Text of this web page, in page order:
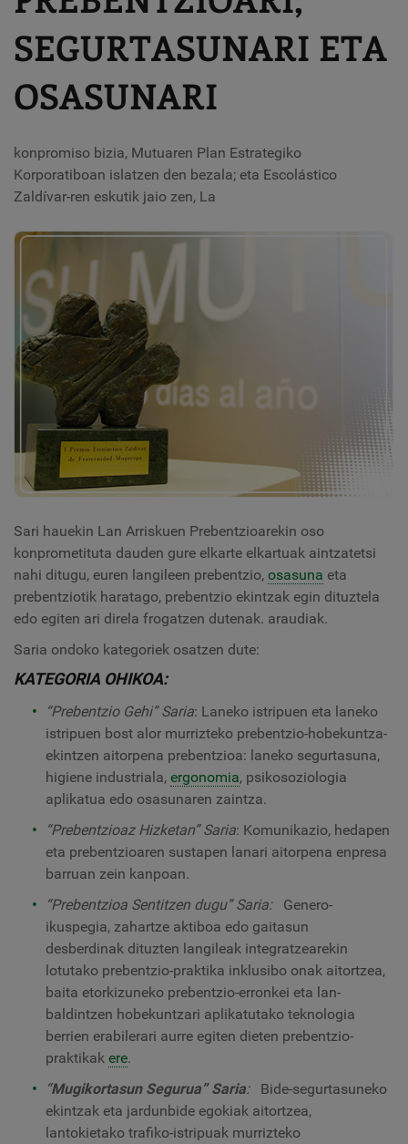
SEGURTASUNARI ETA
OSASUNARI
konpromiso bizia, Mutuaren Plan Estrategiko
Korporatiboan islatzen den bezala; eta Escolástico
Zaldívar-ren eskutik jaio zen, La
Sari hauekin Lan Arriskuen Prebentzioarekin oso
konprometituta dauden gure elkarte elkartuak aintzatetsi
nahi ditugu, euren langileen prebentzio, osasuna eta
prebentziotik haratago, prebentzio ekintzak egin dituztela
edo egiten ari direla frogatzen dutenak. araudiak.
Saria ondoko kategoriek osatzen dute:
KATEGORIA OHIKOA:
“Prebentzio Gehi” Saria: Laneko istripuen eta laneko
istripuen bost alor murrizteko prebentzio-hobekuntza-
ekintzen aitorpena prebentzioa: laneko segurtasuna,
higiene industriala, ergonomia, psikosoziologia
aplikatua edo osasunaren zaintza.
“Prebentzioaz Hizketan” Saria: Komunikazio, hedapen
eta prebentzioaren sustapen lanari aitorpena enpresa
barruan zein kanpoan.
“Prebentzioa Sentitzen dugu” Saria:
Genero-
ikuspegia, zahartze aktiboa edo gaitasun
desberdinak dituzten langileak integratzearekin
lotutako prebentzio-praktika inklusibo onak aitortzea,
baita etorkizuneko prebentzio-erronkei eta lan-
baldintzen hobekuntzari aplikatutako teknologia
berrien erabilerari aurre egiten dieten prebentzio-
praktikak ere.
“Mugikortasun Segurua” Saria:
Bide-segurtasuneko
ekintzak eta jardunbide egokiak aitortzea,
lantokietako trafiko-istripuak murrizteko